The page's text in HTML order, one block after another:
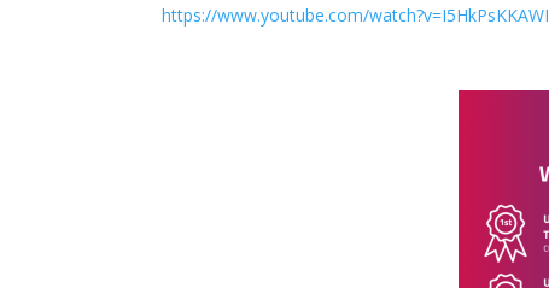
https://www.youtube.com/watch?v=I5HkPsKKAWI